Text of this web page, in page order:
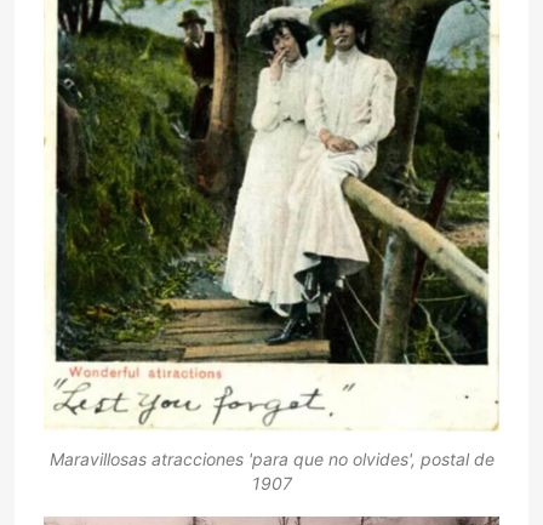
Maravillosas atracciones 'para que no olvides', postal de
1907